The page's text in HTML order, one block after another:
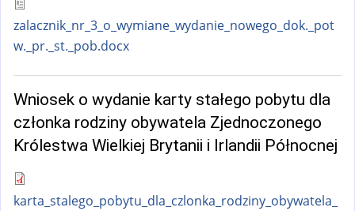
zalacznik_nr_3_o_wymiane_wydanie_nowego_dok._pot
w._pr._st._pob.docx
Wniosek o wydanie karty stałego pobytu dla
członka rodziny obywatela Zjednoczonego
Królestwa Wielkiej Brytanii i Irlandii Północnej
karta_stalego_pobytu_dla_czlonka_rodziny_obywatela_